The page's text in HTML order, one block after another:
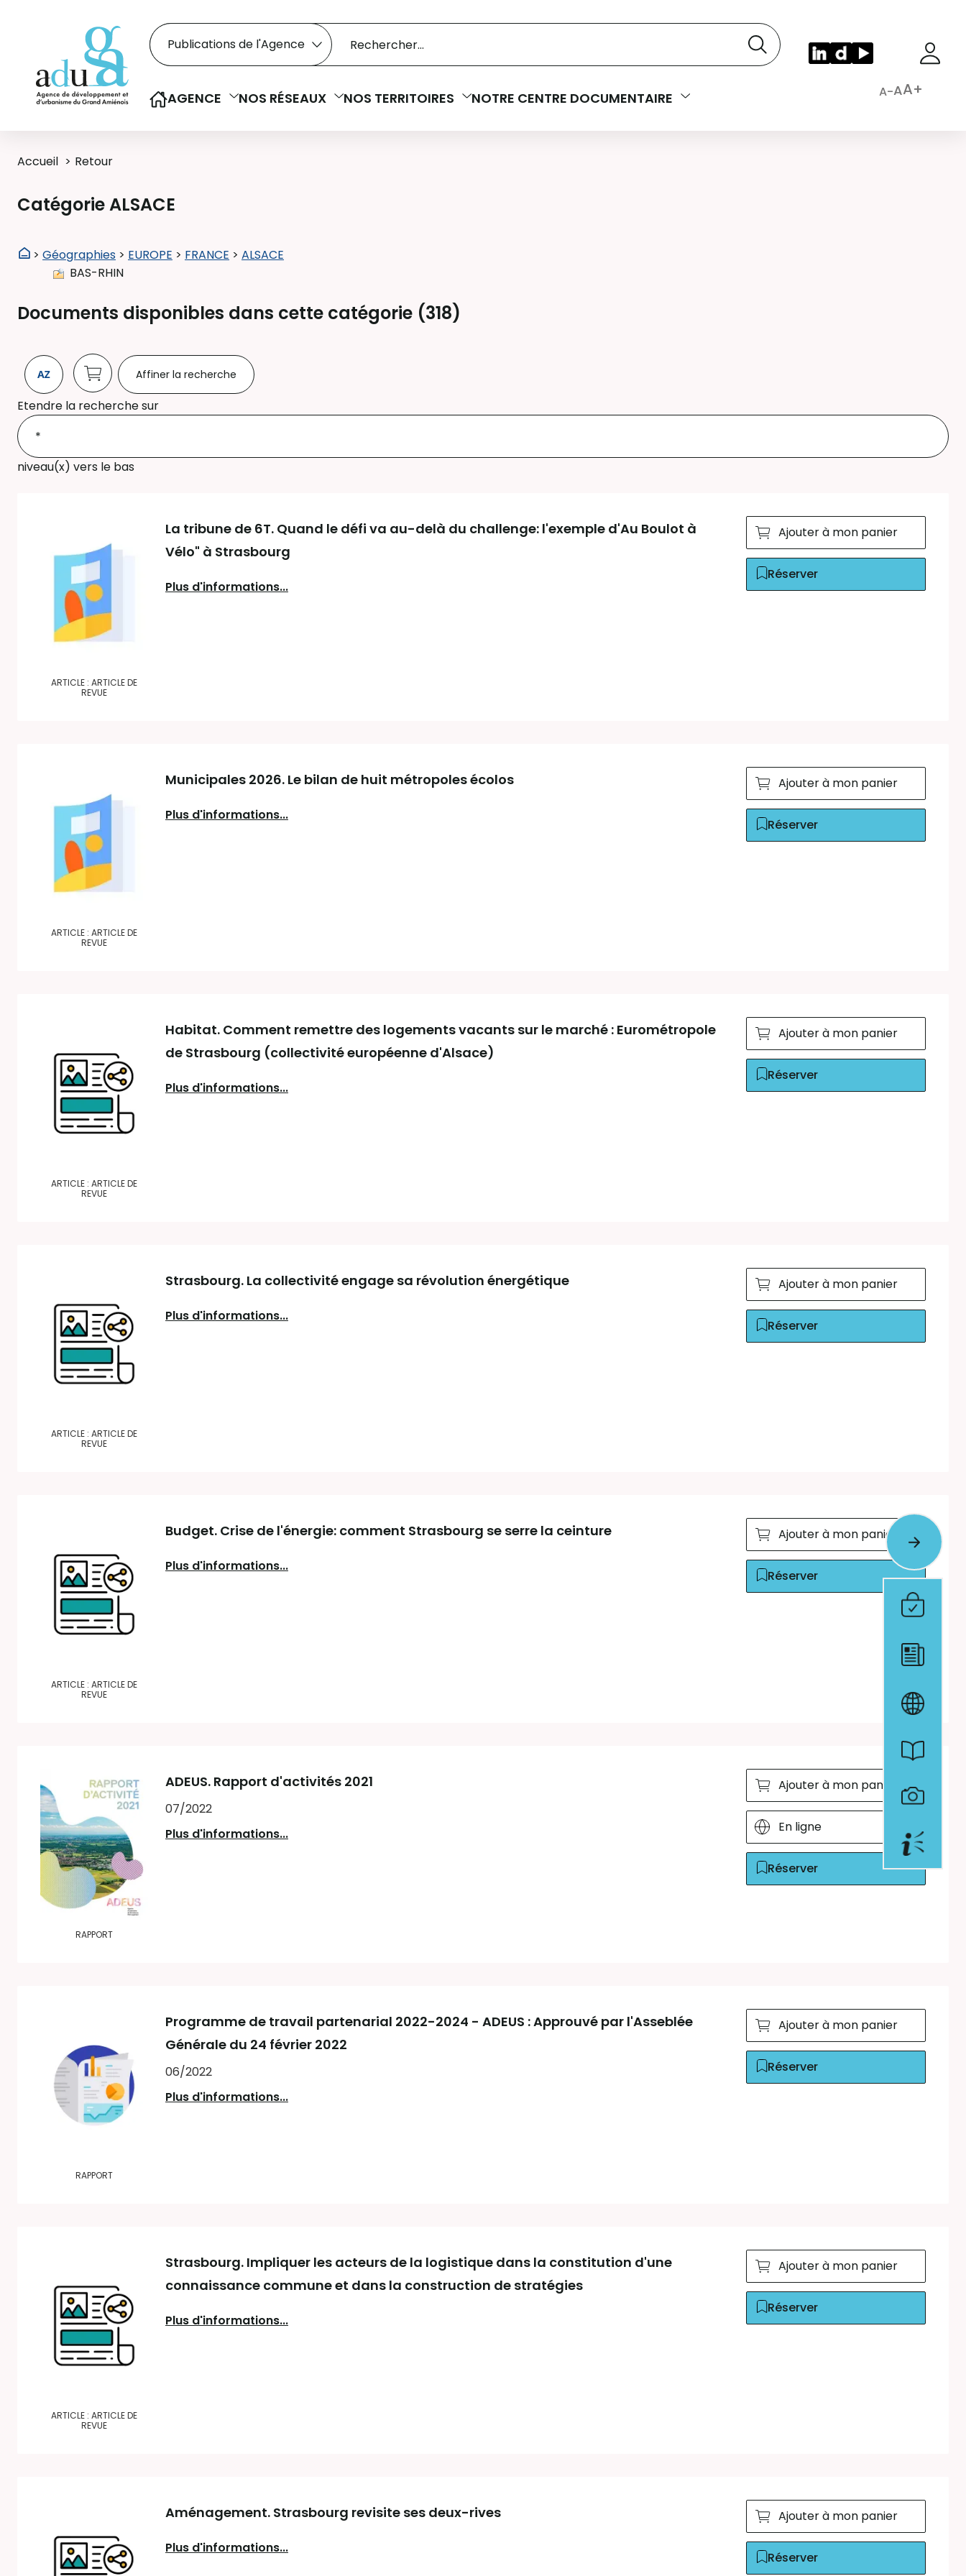
Rechercher dans le catalogue
Recherche
Sélectionner le type de la recherche
AGENCE NOS RÉSEAUX NOS TERRITOIRES NOTRE CENTRE DOCUMENTAIRE A-AA+
Accueil Retour
Catégorie ALSACE
> Géographies > EUROPE > FRANCE > ALSACE
BAS-RHIN
Documents disponibles dans cette catégorie (318)
Affiner la recherche
Etendre la recherche sur
niveau(x) vers le bas
ARTICLE : ARTICLE DE
REVUE
La tribune de 6T. Quand le défi va au-delà du challenge: l'exemple d'Au Boulot à
Vélo" à Strasbourg
Plus d'informations...
Ajouter à mon panier
Réserver
ARTICLE : ARTICLE DE
REVUE
Municipales 2026. Le bilan de huit métropoles écolos
Plus d'informations...
Ajouter à mon panier
Réserver
ARTICLE : ARTICLE DE
REVUE
Habitat. Comment remettre des logements vacants sur le marché : Eurométropole
de Strasbourg (collectivité européenne d'Alsace)
Plus d'informations...
Ajouter à mon panier
Réserver
ARTICLE : ARTICLE DE
REVUE
Strasbourg. La collectivité engage sa révolution énergétique
Plus d'informations...
Ajouter à mon panier
Réserver
ARTICLE : ARTICLE DE
REVUE
Budget. Crise de l'énergie: comment Strasbourg se serre la ceinture
Plus d'informations...
Ajouter à mon panier
Réserver
RAPPORT
ADEUS. Rapport d'activités 2021
07/2022
Plus d'informations...
Ajouter à mon panier
En ligne
Réserver
RAPPORT
Programme de travail partenarial 2022-2024 - ADEUS : Approuvé par l'Asseblée
Générale du 24 février 2022
06/2022
Plus d'informations...
Ajouter à mon panier
Réserver
ARTICLE : ARTICLE DE
REVUE
Strasbourg. Impliquer les acteurs de la logistique dans la constitution d'une
connaissance commune et dans la construction de stratégies
Plus d'informations...
Ajouter à mon panier
Réserver
Aménagement. Strasbourg revisite ses deux-rives
Plus d'informations...
Ajouter à mon panier
Réserver